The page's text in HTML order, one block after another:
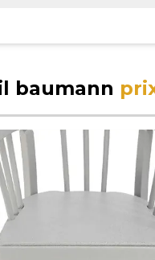
baumann